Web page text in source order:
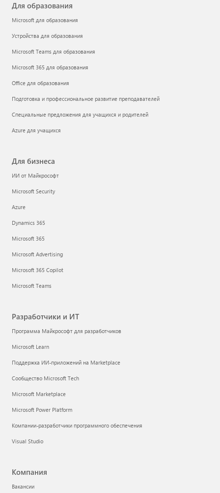
Для образования
Microsoft для образования
Устройства для образования
Microsoft Teams для образования
Microsoft 365 для образования
Office для образования
Подготовка и профессиональное развитие преподавателей
Специальные предложения для учащихся и родителей
Azure для учащихся
Для бизнеса
ИИ от Майкрософт
Microsoft Security
Azure
Dynamics 365
Microsoft 365
Microsoft Advertising
Microsoft 365 Copilot
Microsoft Teams
Разработчики и ИТ
Программа Майкрософт для разработчиков
Microsoft Learn
Поддержка ИИ-приложений на Marketplace
Сообщество Microsoft Tech
Microsoft Marketplace
Microsoft Power Platform
Компании-разработчики программного обеспечения
Visual Studio
Компания
Вакансии